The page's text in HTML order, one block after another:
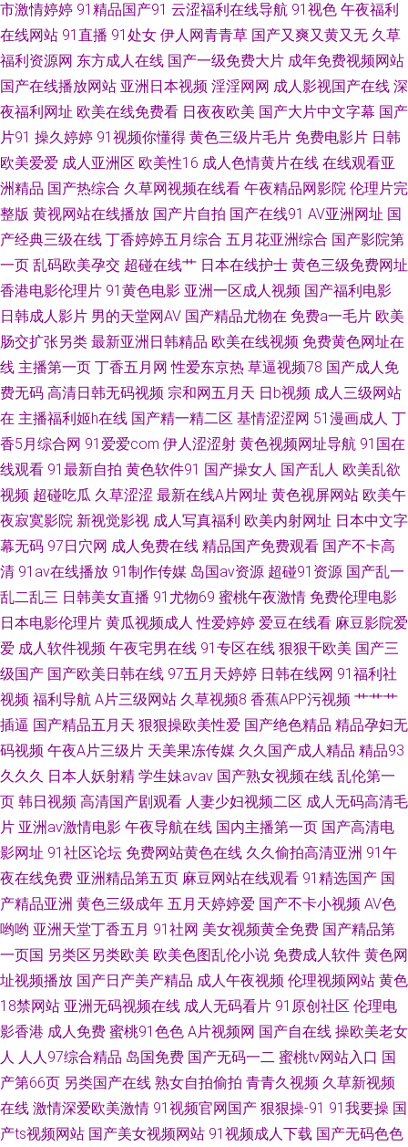
窝窝福利 国产网站 欧美丝袜性爱 亚洲另类文学 www大男人影院 免费观看
频 国产内射播放 人妻色综合 51黑料精品 97色色资源网 日韩亚射 91色色影
院 福利社官网92 欧美人与兽另类 伊人春色av 丁香五月花麻豆 男人天堂天天
操 午夜影院男人天堂 白丝自慰在线 久久超碰碰碰 丝袜性爱免费视频 www艹
精品色色 日韩日逼网站 91人人干 国产黑料av导航 欧美性交a 自拍视频五区
大香蕉伊 欧美妈穴 51黑料精品 成人深夜福利导航 免费亚洲精品色片 做爱91
网站 丁香影院av 欧美a日
市激情婷婷 91精品国产91 云涩福利在线导航 91视色 午夜福利
在线网站 91直播 91处女 伊人网青青草 国产又爽又黄又无 久草
福利资源网 东方成人在线 国产一级免费大片 成年免费视频网站
国产在线播放网站 亚洲日本视频 淫淫网网 成人影视国产在线 深
夜福利网址 欧美在线免费看 日夜夜欧美 国产大片中文字幕 国产
片91 操久婷婷 91视频你懂得 黄色三级片毛片 免费电影片 日韩
欧美爱爱 成人亚洲区 欧美性16 成人色情黄片在线 在线观看亚
洲精品 国产热综合 久草网视频在线看 午夜精品网影院 伦理片完
整版 黄视网站在线播放 国产片自拍 国产在线91 AV亚洲网址 国
产经典三级在线 丁香婷婷五月综合 五月花亚洲综合 国产影院第
一页 乱码欧美孕交 超碰在线艹 日本在线护士 黄色三级免费网址
香港电影伦理片 91黄色电影 亚洲一区成人视频 国产福利电影
日韩成人影片 男的天堂网AV 国产精品尤物在 免费a一毛片 欧美
肠交扩张另类 最新亚洲日韩精品 欧美在线视频 免费黄色网址在
线 主播第一页 丁香五月网 性爱东京热 草逼视频78 国产成人免
费无码 高清日韩无码视频 宗和网五月天 日b视频 成人三级网站
在 主播福利姬h在线 国产精一精二区 基情涩涩网 51漫画成人 丁
香5月综合网 91爱爱com 伊人涩涩射 黄色视频网址导航 91国在
线观看 91最新自拍 黄色软件91 国产操女人 国产乱人 欧美乱欲
视频 超碰吃瓜 久草涩涩 最新在线A片网址 黄色视屏网站 欧美午
夜寂寞影院 新视觉影视 成人写真福利 欧美内射网址 日本中文字
幕无码 97日穴网 成人免费在线 精品国产免费观看 国产不卡高
清 91av在线播放 91制作传媒 岛国av资源 超碰91资源 国产乱一
乱二乱三 日韩美女直播 91尤物69 蜜桃午夜激情 免费伦理电影
日本电影伦理片 黄瓜视频成人 性爱婷婷 爱豆在线看 麻豆影院爱
爱 成人软件视频 午夜宅男在线 91专区在线 狠狠干欧美 国产三
级国产 国产欧美日韩在线 97五月天婷婷 日韩在线网 91福利社
视频 福利导航 A片三级网站 久草视频8 香蕉APP污视频 艹艹艹
插逼 国产精品五月天 狠狠操欧美性爱 国产绝色精品 精品孕妇无
码视频 午夜A片三级片 天美果冻传媒 久久国产成人精品 精品93
久久久 日本人妖射精 学生妹avav 国产熟女视频在线 乱伦第一
页 韩日视频 高清国产剧观看 人妻少妇视频二区 成人无码高清毛
片 亚洲av激情电影 午夜导航在线 国内主播第一页 国产高清电
影网址 91社区论坛 免费网站黄色在线 久久偷拍高清亚洲 91午
夜在线免费 亚洲精品第五页 麻豆网站在线观看 91精选国产 国
产精品亚洲 黄色三级成年 五月天婷婷爱 国产不卡小视频 AV色
哟哟 亚洲天堂丁香五月 91社网 美女视频黄全免费 国产精品第
一页国 另类区另类欧美 欧美色图乱伦小说 免费成人软件 黄色网
址视频播放 国产日产美产精品 成人午夜视频 伦理视频网站 黄色
18禁网站 亚洲无码视频在线 成人无码看片 91原创社区 伦理电
影香港 成人免费 蜜桃91色色 A片视频网 国产自在线 操欧美老女
人 人人97综合精品 岛国免费 国产无码一二 蜜桃tv网站入口 国
产第66页 另类国产在线 熟女自拍偷拍 青青久视频 久草新视频
在线 激情深爱欧美激情 91视频官网国产 狠狠操-91 91我要操 国
产ts视频网站 国产美女视频网站 91视频成人下载 国产无码色色